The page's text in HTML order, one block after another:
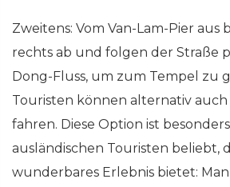
Zweitens: Vom Van-Lam-Pier aus
rechts ab und folgen der Straße
Dong-Fluss, um zum Tempel zu
Touristen können alternativ auch
fahren. Diese Option ist
ausländischen Touristen beliebt,
wunderbares Erlebnis bietet: